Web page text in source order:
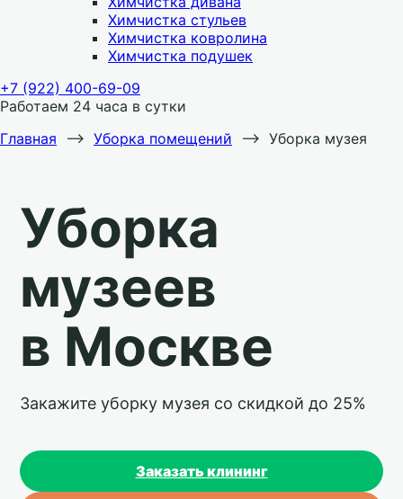
Химчистка стульев
Химчистка ковролина
Химчистка подушек
+7 (922) 400-69-09
Работаем 24 часа в сутки
Главная ⟶ Уборка помещений ⟶ Уборка музея
Уборка
музеев
в Москве
Закажите уборку музея со скидкой до 25%
Заказать клининг